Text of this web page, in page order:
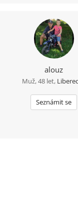
alouz
Muž, 48 let,
Seznámit se